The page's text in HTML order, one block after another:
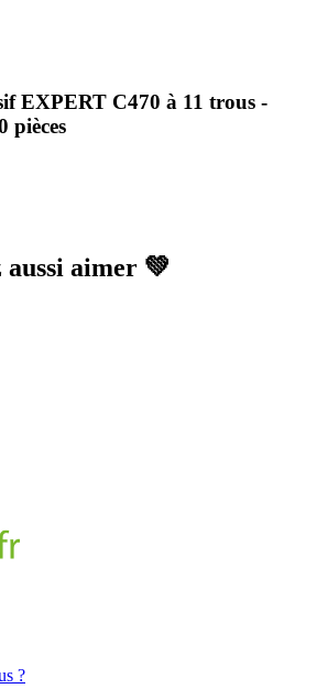
EXPERT C470 à 11 trous -
pièces
aimer 💚
?